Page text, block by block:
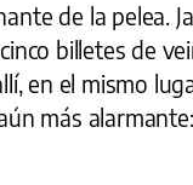
de la pelea.
billetes de
en el mismo
más